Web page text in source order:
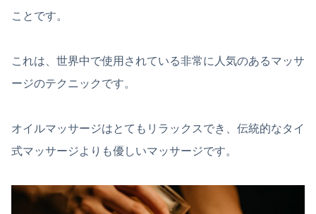
ことです。
これは、世界中で使用されている非常に人気のあるマッサ
ージのテクニックです。
オイルマッサージはとてもリラックスでき、伝統的なタイ
式マッサージよりも優しいマッサージです。